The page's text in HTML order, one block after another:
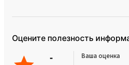
Оцените полезность
- Ваша оценка